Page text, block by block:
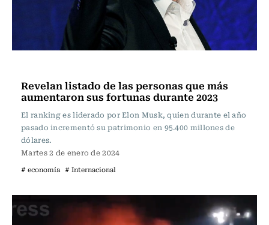
Revelan listado de las personas que más
aumentaron sus fortunas durante 2023
El ranking es liderado por Elon Musk, quien durante el año
pasado incrementó su patrimonio en 95.400 millones de
dólares.
Martes 2 de enero de 2024
# economía # Internacional